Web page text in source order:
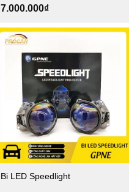
7.000.000₫
Bi LED Speedlight